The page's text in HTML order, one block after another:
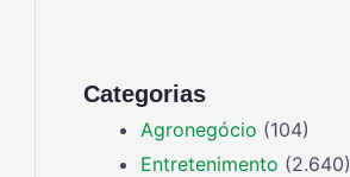
Categorias
Agronegócio (104)
Entretenimento (2.640)